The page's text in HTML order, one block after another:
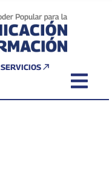
SERVICIOS